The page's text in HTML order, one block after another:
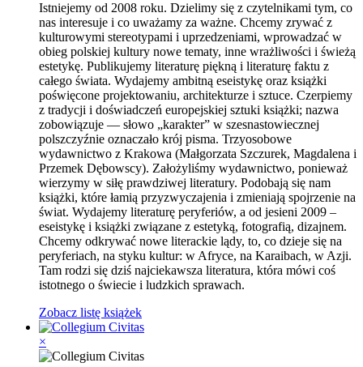
Istniejemy od 2008 roku. Dzielimy się z czytelnikami tym, co
nas interesuje i co uważamy za ważne. Chcemy zrywać z
kulturowymi stereotypami i uprzedzeniami, wprowadzać w
obieg polskiej kultury nowe tematy, inne wrażliwości i świeżą
estetykę. Publikujemy literaturę piękną i literaturę faktu z
całego świata. Wydajemy ambitną eseistykę oraz książki
poświęcone projektowaniu, architekturze i sztuce. Czerpiemy
z tradycji i doświadczeń europejskiej sztuki książki; nazwa
zobowiązuje — słowo „karakter” w szesnastowiecznej
polszczyźnie oznaczało krój pisma. Trzyosobowe
wydawnictwo z Krakowa (Małgorzata Szczurek, Magdalena i
Przemek Dębowscy). Założyliśmy wydawnictwo, ponieważ
wierzymy w siłę prawdziwej literatury. Podobają się nam
książki, które łamią przyzwyczajenia i zmieniają spojrzenie na
świat. Wydajemy literaturę peryferiów, a od jesieni 2009 –
eseistykę i książki związane z estetyką, fotografią, dizajnem.
Chcemy odkrywać nowe literackie lądy, to, co dzieje się na
peryferiach, na styku kultur: w Afryce, na Karaibach, w Azji.
Tam rodzi się dziś najciekawsza literatura, która mówi coś
istotnego o świecie i ludzkich sprawach.
Zobacz listę książek
×